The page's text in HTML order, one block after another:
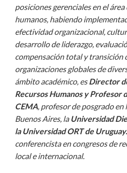
posiciones gerenciales en el
humanos, habiendo
efectividad organizacional,
desarrollo de liderazgo,
compensación total y transición
organizaciones globales de
ámbito académico, esDirector
Recursos Humanos y Profesor
CEMA , profesor de posgrado
Buenos Aires, la Universidad
la Universidad ORT de Uruguay.
conferencista en congresos de
local e internacional.